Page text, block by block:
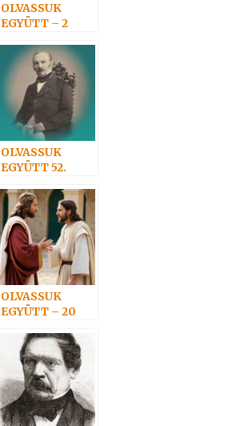
OLVASSUK
EGYÜTT – 2
OLVASSUK
EGYÜTT 52.
OLVASSUK
EGYÜTT – 20